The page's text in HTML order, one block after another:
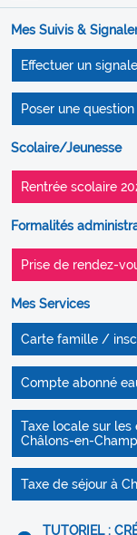
Mes Suivis &
Effectuer un
Poser une question
Scolaire/Jeunesse
Rentrée scolaire
Formalités
Prise de rendez-
Mes Services
Carte famille /
Compte abonné
Taxe locale sur les
Châlons-en-
Taxe de séjour à
TUTORIEL :